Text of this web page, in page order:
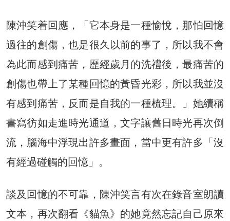
陳沖笑着回應，「它本身是一種愉悅，那怕回憶
過往的創傷，也是很久以前的事了，所以我不會
為此而感到痛苦，歷經歲月的洗禮後，最痛苦的
創傷也帶上了某種回憶的黃昏光彩，所以我並沒
有感到痛苦，反而是自我的一種梳理。」她續稱
書寫彷如走進時光通道，文字讓舊日時光再次倒
流，腦海中浮現出許多畫面，當中更有許多「沒
有經過碰觸的回憶」。
談及回憶的不可靠，陳沖笑言有次在錄音室朗讀
文本，再次翻看《貓魚》的她竟然忘記自己原來